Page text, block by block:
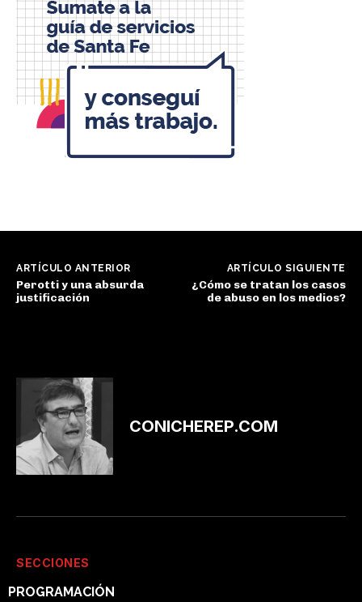
ARTÍCULO ANTERIOR
Perotti y una absurda
justificación
ARTÍCULO SIGUIENTE
¿Cómo se tratan los casos
de abuso en los medios?
CONICHEREP.COM
SECCIONES
PROGRAMACIÓN